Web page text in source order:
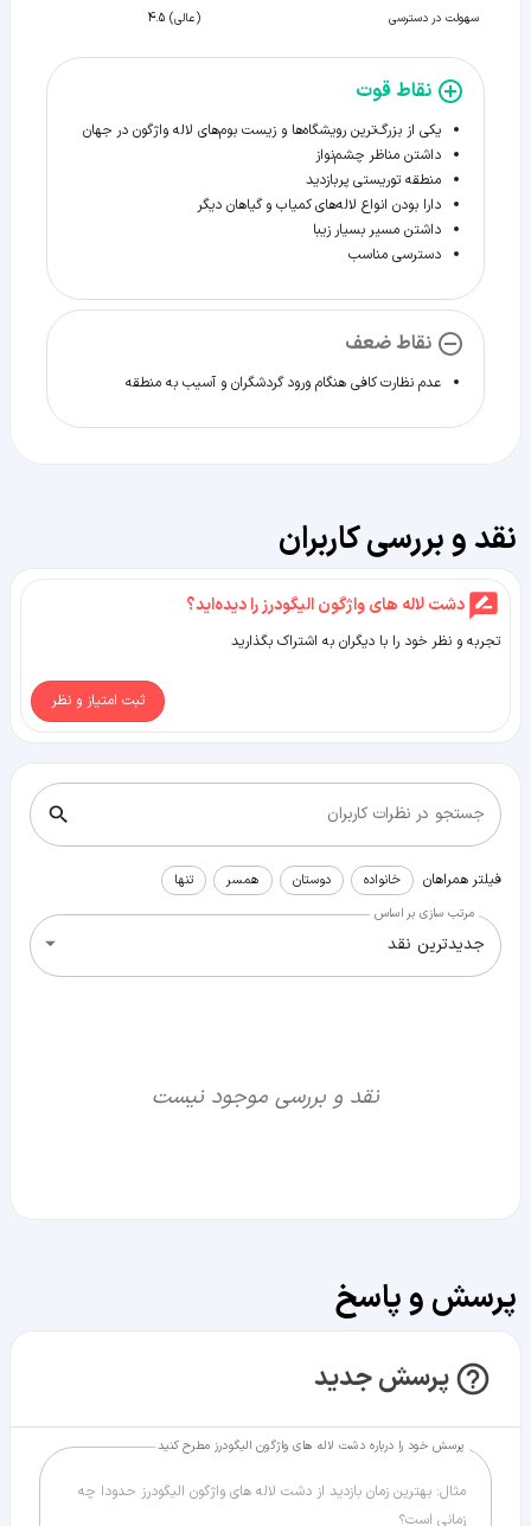
سهولت در دسترسی
(عالی) 4.5
نقاط قوت
یکی از بزرگ‌ترین رویشگاه‌ها و زیست بوم‌های لاله واژگون در جهان
داشتن مناظر چشم‌نواز
منطقه توریستی پربازدید
دارا بودن انواع لاله‌های کمیاب و گیاهان دیگر
داشتن مسیر بسیار زیبا
دسترسی مناسب
نقاط ضعف
عدم نظارت کافی هنگام ورود گردشگران و آسیب به منطقه
نقد و بررسی کاربران
دشت لاله ‌های واژگون الیگودرز را دیده‌اید؟
تجربه و نظر خود را با دیگران به اشتراک بگذارید
ثبت امتیاز و نظر
جستجو در نظرات کاربران
فیلتر همراهان خانواده دوستان همسر تنها
مرتب سازی بر اساس
جدیدترین نقد
نقد و بررسی موجود نیست
پرسش و پاسخ
پرسش جدید
پرسش خود را درباره دشت لاله ‌های واژگون الیگودرز مطرح کنید